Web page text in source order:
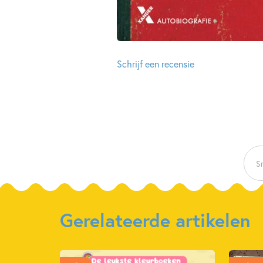
Schrijf een recensie
Gerelateerde artikelen